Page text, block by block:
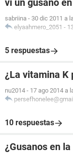
vi un gusano
sabriina - 30 dic 2011 a
elyaahmero_2051 -
5 respuestas
¿La vitamina K
nu2014 - 17 ago 2014 a
10 respuestas
¿Gusanos en